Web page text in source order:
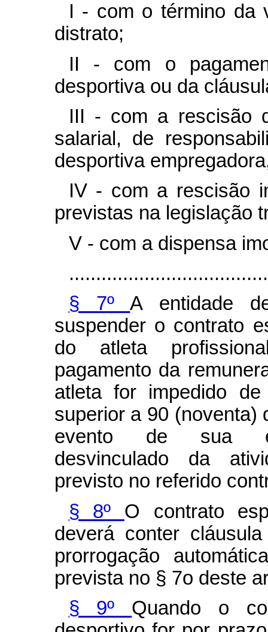
I - com o término da
distrato;
II - com o
desportiva ou da
III - com a rescisão
salarial, de
desportiva
IV - com a rescisão
previstas na legislação
V - com a dispensa
§ 7ºA entidade
suspender o contrato
do atleta
pagamento da
atleta for impedido
superior a 90 (noventa)
evento de sua
desvinculado da
previsto no referido
§ 8º O contrato
deverá conter
prorrogação
prevista no § 7o deste
§ 9º Quando o